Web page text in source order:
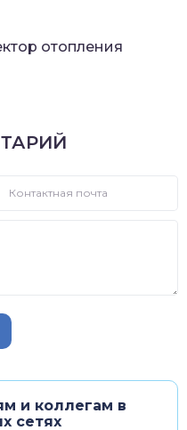
отопления
и коллегам в
сетях